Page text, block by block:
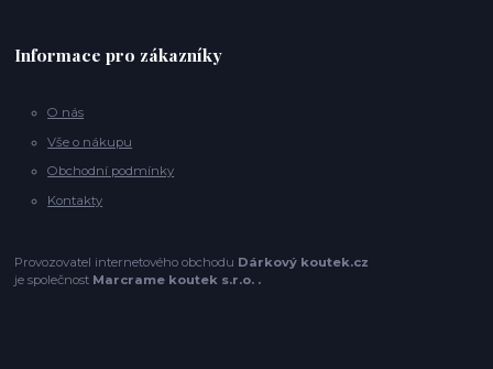
Informace pro zákazníky
O nás
Vše o nákupu
Obchodní podmínky
Kontakty
Provozovatel internetového obchodu Dárkový koutek.cz
je společnost Marcrame koutek s.r.o. .